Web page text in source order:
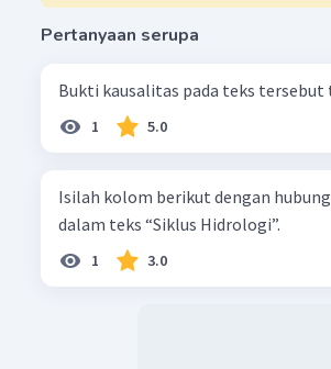
Pertanyaan serupa
Bukti kausalitas pada teks tersebut
1 5.0
Isilah kolom berikut dengan
dalam teks “Siklus Hidrologi”.
1 3.0